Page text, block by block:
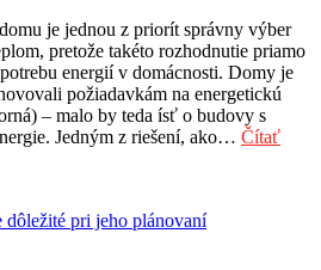
je jednou z priorít správny výber
pretože takéto rozhodnutie priamo
energií v domácnosti. Domy je
požiadavkám na energetickú
– malo by teda ísť o budovy s
Jedným z riešení, ako… Čítať
pri jeho plánovaní